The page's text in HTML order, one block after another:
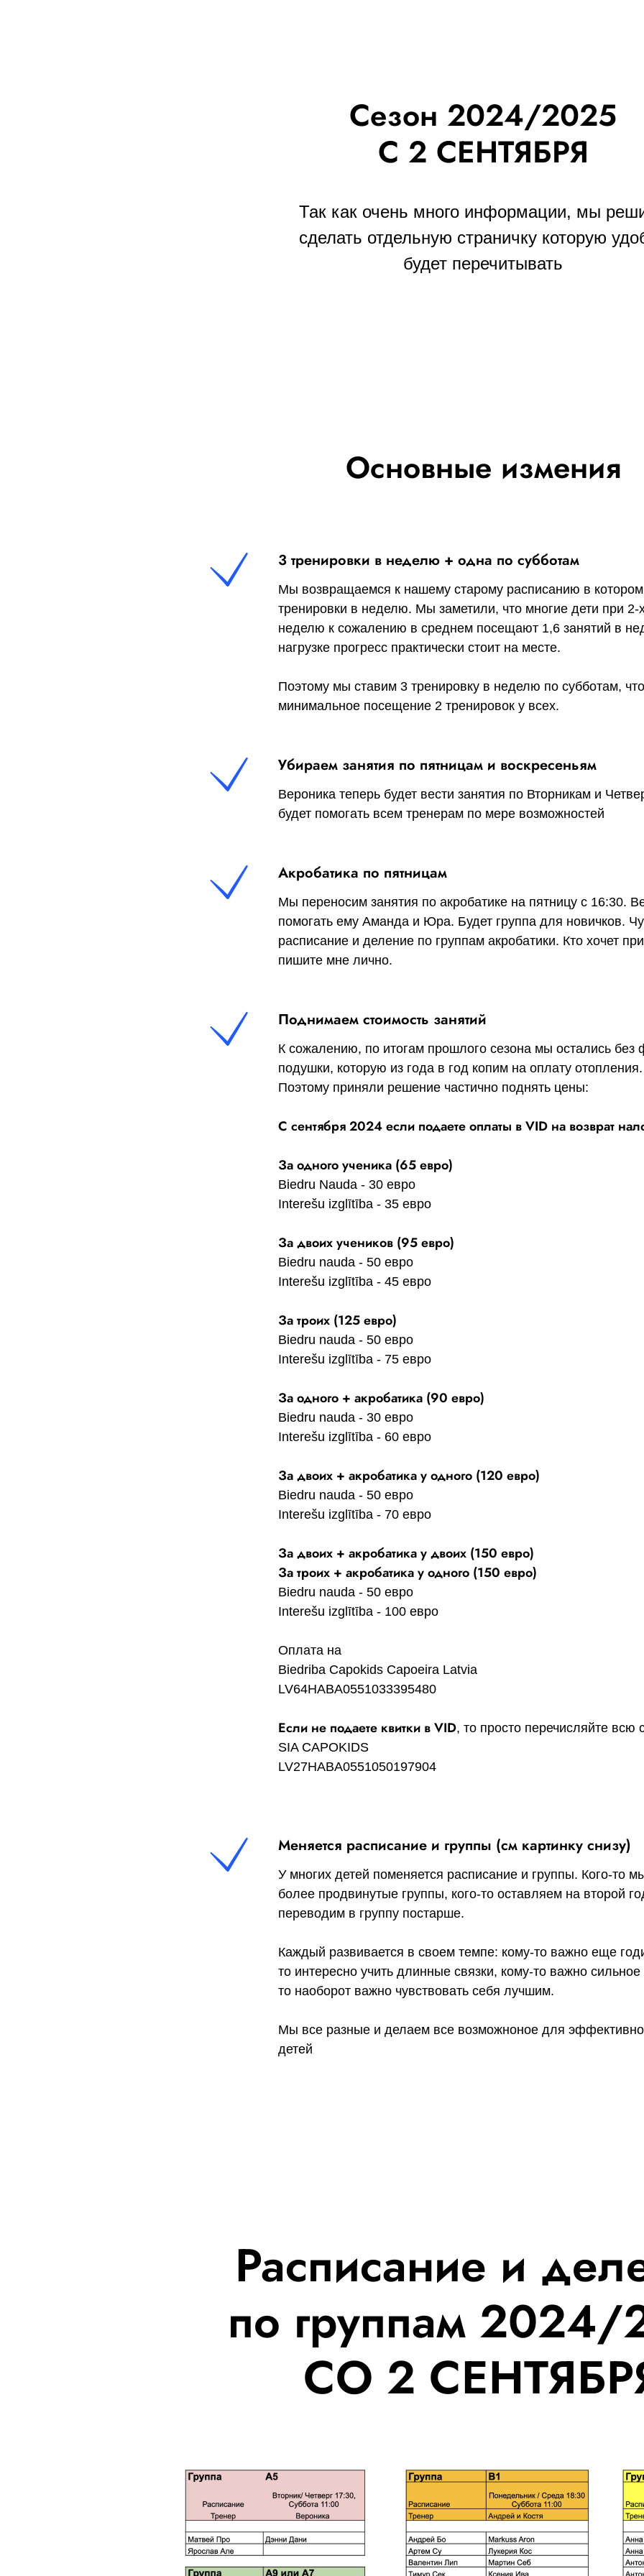
Сезон 2024/2025
С 2 СЕНТЯБРЯ
Так как очень много информации, мы
сделать отдельную страничку которую
будет перечитывать
Основные измения
3 тренировки в неделю + одна по субботам
Мы возвращаемся к нашему старому расписанию в
тренировки в неделю. Мы заметили, что многие дети при 2-
неделю к сожалению в среднем посещают 1,6 занятий в
нагрузке прогресс практически стоит на месте.
Поэтому мы ставим 3 тренировку в неделю по субботам,
минимальное посещение 2 тренировок у всех.
Убираем занятия по пятницам и воскресеньям
Вероника теперь будет вести занятия по Вторникам и
будет помогать всем тренерам по мере возможностей
Акробатика по пятницам
Мы переносим занятия по акробатике на пятницу с 16:30.
помогать ему Аманда и Юра. Будет группа для новичков.
расписание и деление по группам акробатики. Кто хочет
пишите мне лично.
Поднимаем стоимость занятий
К сожалению, по итогам прошлого сезона мы остались без
подушки, которую из года в год копим на оплату отопления.
Поэтому приняли решение частично поднять цены:
С сентября 2024 если подаете оплаты в VID на возврат
За одного ученика (65 евро)
Biedru Nauda - 30 евро
Interešu izglītība - 35 евро
За двоих учеников (95 евро)
Biedru nauda - 50 евро
Interešu izglītība - 45 евро
За троих (125 евро)
Biedru nauda - 50 евро
Interešu izglītība - 75 евро
За одного + акробатика (90 евро)
Biedru nauda - 30 евро
Interešu izglītība - 60 евро
За двоих + акробатика у одного (120 евро)
Biedru nauda - 50 евро
Interešu izglītība - 70 евро
За двоих + акробатика у двоих (150 евро)
За троих + акробатика у одного (150 евро)
Biedru nauda - 50 евро
Interešu izglītība - 100 евро
Оплата на
Biedriba Capokids Capoeira Latvia
LV64HABA0551033395480
Если не подаете квитки в VID, то просто перечисляйте всю
SIA CAPOKIDS
LV27HABA0551050197904
Меняется расписание и группы (см картинку снизу)
У многих детей поменяется расписание и группы. Кого-то
более продвинутые группы, кого-то оставляем на второй
переводим в группу постарше.
Каждый развивается в своем темпе: кому-то важно еще
то интересно учить длинные связки, кому-то важно
то наоборот важно чувствовать себя лучшим.
Мы все разные и делаем все возможноное для
детей
Расписание и
по группам 2024/
СО 2